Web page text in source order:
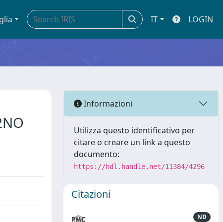
IT LOGIN
Informazioni
Utilizza questo identificativo per
citare o creare un link a questo
documento:
https://hdl.handle.net/11384/4296
Citazioni
ND